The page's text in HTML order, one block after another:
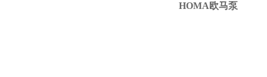
HOMA欧马泵